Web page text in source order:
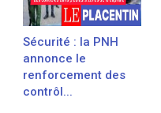
Sécurité : la PNH
annonce le
renforcement des
contrôl...